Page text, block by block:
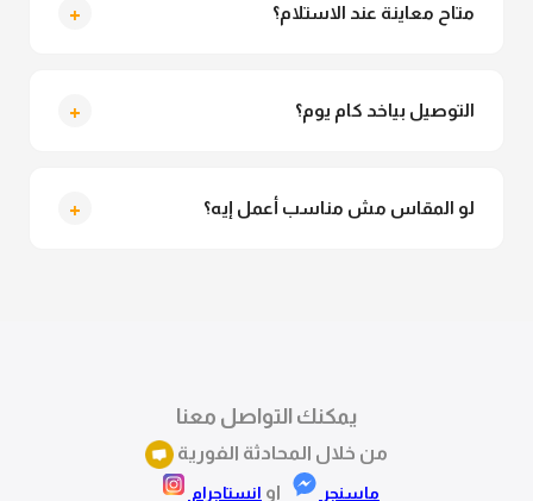
متاح معاينة عند الاستلام؟ +
التوصيل بياخد كام يوم؟ +
لو المقاس مش مناسب أعمل إيه؟ +
يمكنك التواصل معنا
من خلال المحادثة الفورية
ماسنجر او انستاجرام